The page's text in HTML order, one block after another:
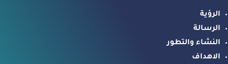
الرؤية
الرسالة
النشاء والتطور
الاهداف